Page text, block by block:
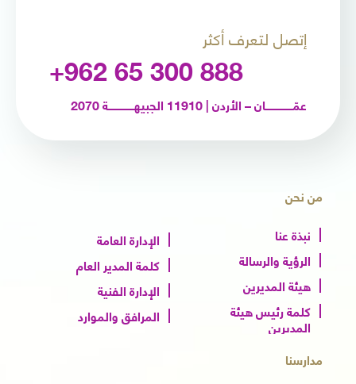
إتصل لتعرف أكثر
+962 65 300 888
عمّـــــــــــــــــان – الأردن | 11910 الجبيهــــــــــــــــة 2070
من نحن
نبذة عنا
الرؤية والرسالة
هيئة المديرين
كلمة رئيس هيئة
المديرين
الإدارة العامة
كلمة المدير العام
الإدارة الفنية
المرافق والموارد
مدارسنا